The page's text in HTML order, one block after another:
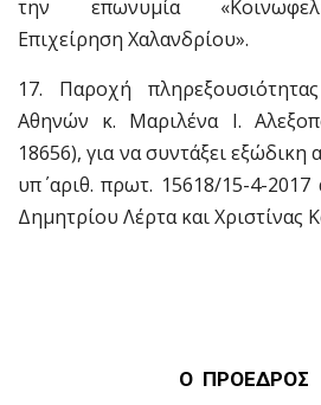
την επωνυμία
Επιχείρηση Χαλανδρίου».
17. Παροχή
Αθηνών κ. Μαριλένα Ι.
18656), για να συντάξει εξώδικη
υπ΄ αριθ. πρωτ. 15618/15-4-2017
Δημητρίου Λέρτα και Χριστίνας
Ο ΠΡΟΕΔΡΟΣ